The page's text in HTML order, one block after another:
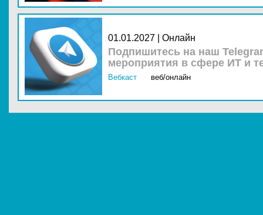
01.01.2027 | Онлайн
Подпишитесь на наш
мероприятия в сфере ИТ и
Вебкаст веб/онлайн